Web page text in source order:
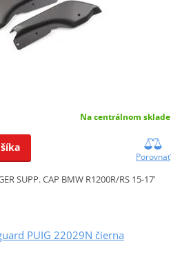
Na centrálnom sklade
Porovnať
SUPP. CAP BMW R1200R/RS 15-17'
PUIG 22029N čierna